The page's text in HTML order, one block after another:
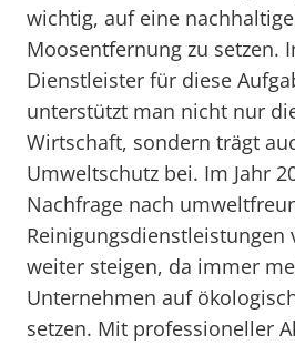
wichtig, auf eine
Moosentfernung zu setzen.
Dienstleister für diese
unterstützt man nicht nur
Wirtschaft, sondern trägt
Umweltschutz bei. Im Jahr
Nachfrage nach
Reinigungsdienstleistungen
weiter steigen, da immer
Unternehmen auf
setzen. Mit professioneller